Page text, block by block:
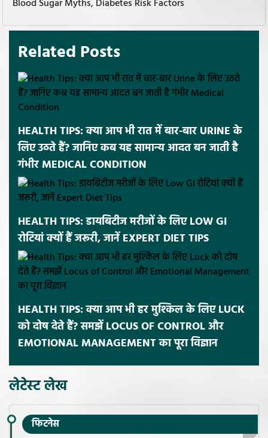
Blood Sugar Myths, Diabetes Risk Factors
Related Posts
HEALTH TIPS: क्या आप भी रात में बार-बार URINE के
लिए उठते हैं? जानिए कब यह सामान्य आदत बन जाती है
गंभीर MEDICAL CONDITION
HEALTH TIPS: डायबिटीज मरीजों के लिए LOW GI
रोटियां क्यों हैं जरूरी, जानें EXPERT DIET TIPS
HEALTH TIPS: क्या आप भी हर मुश्किल के लिए LUCK
को दोष देते हैं? समझें LOCUS OF CONTROL और
EMOTIONAL MANAGEMENT का पूरा विज्ञान
लेटेस्ट लेख
फिटनेस